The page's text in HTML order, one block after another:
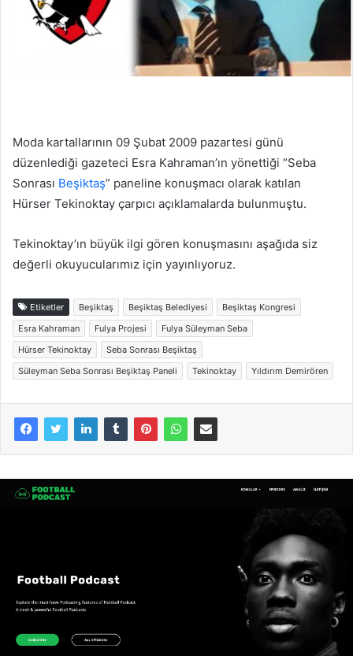
Moda kartallarının 09 Şubat 2009 pazartesi günü
düzenlediği gazeteci Esra Kahraman’ın yönettiği “Seba
Sonrası Beşiktaş” paneline konuşmacı olarak katılan
Hürser Tekinoktay çarpıcı açıklamalarda bulunmuştu.
Tekinoktay’ın büyük ilgi gören konuşmasını aşağıda siz
değerli okuyucularımız için yayınlıyoruz.
Etiketler Beşiktaş Beşiktaş Belediyesi
Beşiktaş Kongresi
Esra Kahraman
Fulya Projesi
Fulya Süleyman Seba
Hürser Tekinoktay
Seba Sonrası Beşiktaş
Süleyman Seba Sonrası Beşiktaş Paneli
Tekinoktay Yıldırım Demirören